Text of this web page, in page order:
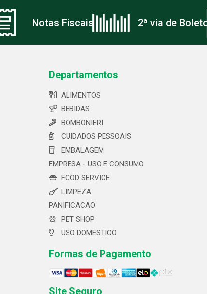
Notas Fiscais 2ª via de Boleto
Departamentos
ALIMENTOS
BEBIDAS
BOMBONIERI
CUIDADOS PESSOAIS
EMBALAGEM
EMPRESA - USO E CONSUMO
FOOD SERVICE
LIMPEZA
PANIFICACAO
PET SHOP
USO DOMESTICO
Formas de Pagamento
Site Seguro